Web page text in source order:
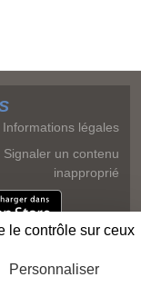
Informations légales
Signaler un contenu
inapproprié
Connexion
le contrôle sur ceux
Personnaliser